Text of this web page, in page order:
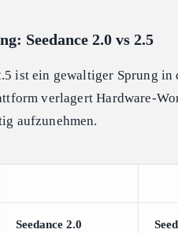
Seedance 2.0 vs 2.5
ist ein gewaltiger Sprung in
verlagert Hardware-
aufzunehmen.
Seedance 2.0